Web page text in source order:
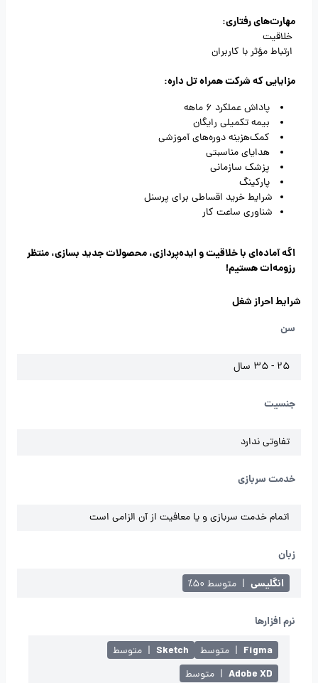
مهارت‌های رفتاری:
خلاقیت
ارتباط مؤثر با کاربران
مزایایی که شرکت همراه تل داره:
پاداش عملکرد 6 ماهه
بیمه تکمیلی رایگان
کمک‌هزینه دوره‌های آموزشی
هدایای مناسبتی
پزشک سازمانی
پارکینگ
شرایط خرید اقساطی برای پرسنل
شناوری ساعت کار
اگه آماده‌ای با خلاقیت و ایده‌پردازی، محصولات جدید بسازی، منتظر
رزومه‌ات هستیم!
شرایط احراز شغل
سن
25 - 35 سال
جنسیت
تفاوتی ندارد
خدمت سربازی
اتمام خدمت سربازی و یا معافیت از آن الزامی است
زبان
انگلیسی | متوسط ۵۰٪
نرم افزارها
Figma
| متوسط Sketch
| متوسط
Adobe XD
| متوسط